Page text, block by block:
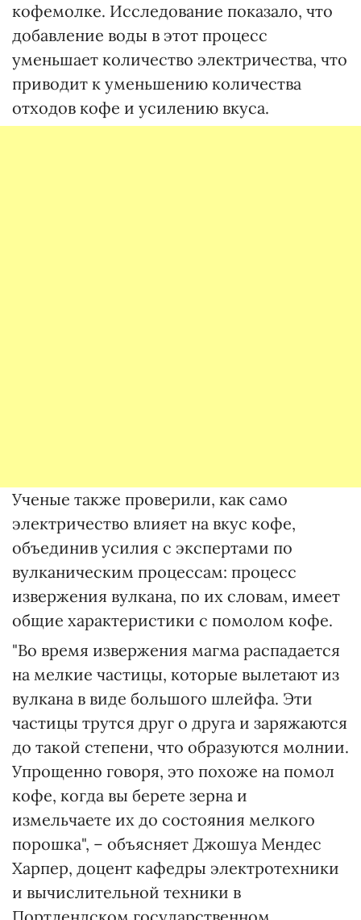
кофемолке. Исследование показало, что
добавление воды в этот процесс
уменьшает количество электричества, что
приводит к уменьшению количества
отходов кофе и усилению вкуса.
Ученые также проверили, как само
электричество влияет на вкус кофе,
объединив усилия с экспертами по
вулканическим процессам: процесс
извержения вулкана, по их словам, имеет
общие характеристики с помолом кофе.
"Во время извержения магма распадается
на мелкие частицы, которые вылетают из
вулкана в виде большого шлейфа. Эти
частицы трутся друг о друга и заряжаются
до такой степени, что образуются молнии.
Упрощенно говоря, это похоже на помол
кофе, когда вы берете зерна и
измельчаете их до состояния мелкого
порошка", – объясняет Джошуа Мендес
Харпер, доцент кафедры электротехники
и вычислительной техники в